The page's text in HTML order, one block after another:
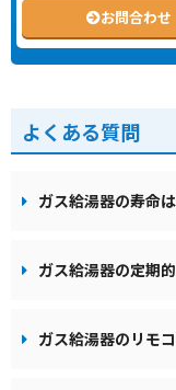
お問合わせ
よくある質問
ガス給湯器の寿命
ガス給湯器の定期
ガス給湯器のリモ